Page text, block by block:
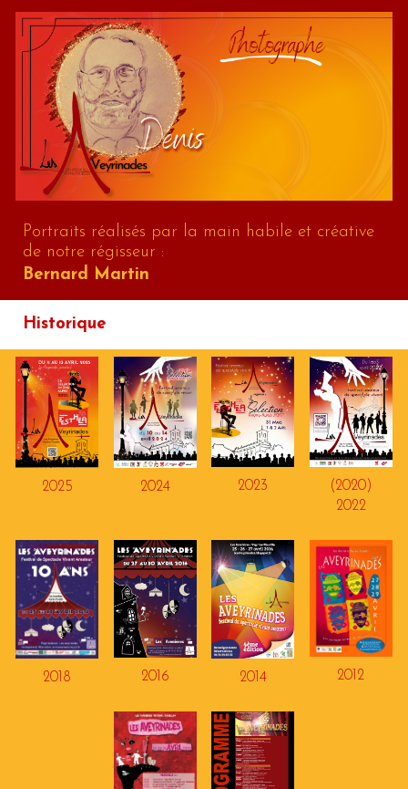
Portraits réalisés par la main habile et créative
de notre régisseur :
Bernard Martin
Historique
2025 2024 2023
(2020)
2022
201 8 201 6 201 4 2012